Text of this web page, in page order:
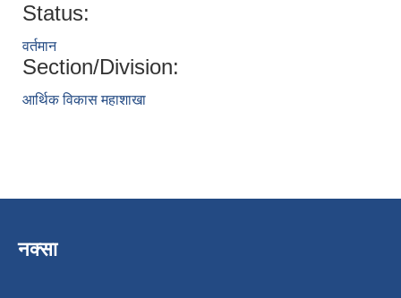
Status:
वर्तमान
Section/Division:
आर्थिक विकास महाशाखा
नक्सा